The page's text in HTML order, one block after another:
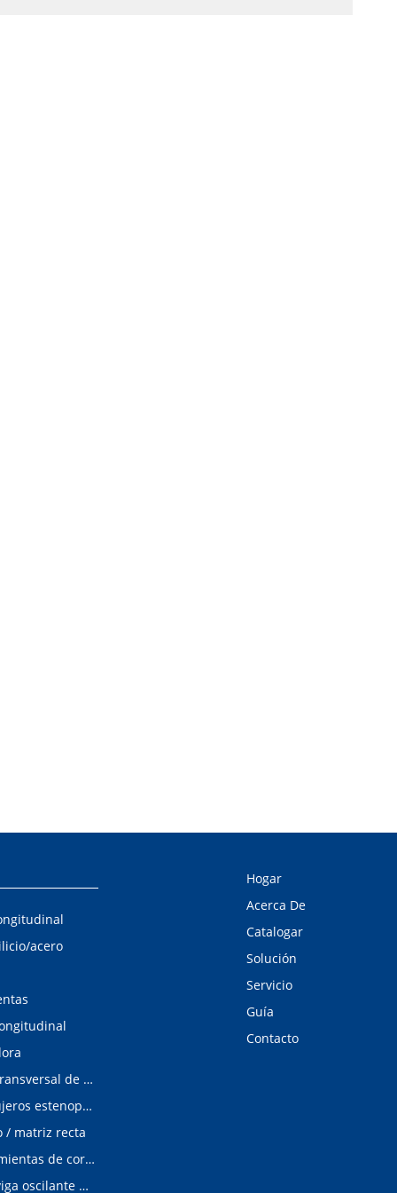
acero
Línea de corte transversal de acero al silicio
Detector de agujeros estenopeicos
/ matriz recta
Matrices/Herramientas de corte longitudinal
cizalladura de viga oscilante modular
Hogar
Acerca De
Catalogar
Solución
Servicio
Guía
Contacto